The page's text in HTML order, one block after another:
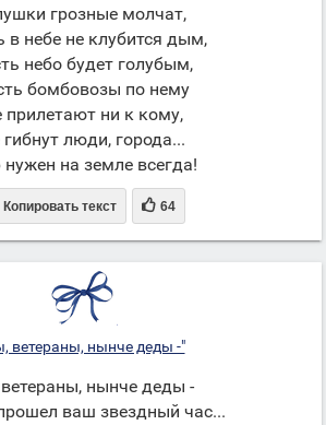
грозные молчат,
в небе не клубится дым,
небо будет голубым,
бомбовозы по нему
прилетают ни к кому,
гибнут люди, города...
на земле всегда!
Копировать текст  64
ветераны, нынче деды -"
нынче деды -
ваш звездный час...